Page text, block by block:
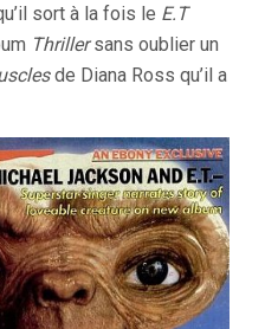
sort à la fois le E.T
Thrillersans oublier un
de Diana Ross qu’il a